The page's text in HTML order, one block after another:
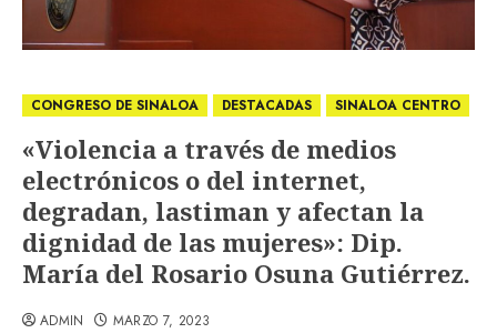
CONGRESO DE SINALOA DESTACADAS SINALOA CENTRO
«Violencia a través de medios
electrónicos o del internet,
degradan, lastiman y afectan la
dignidad de las mujeres»: Dip.
María del Rosario Osuna Gutiérrez.
ADMIN MARZO 7, 2023